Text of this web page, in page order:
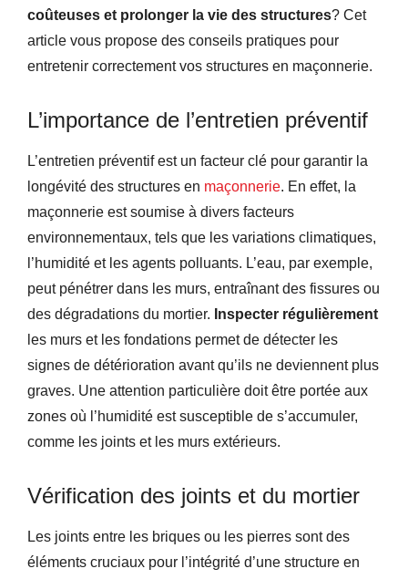
coûteuses et prolonger la vie des structures? Cet
article vous propose des conseils pratiques pour
entretenir correctement vos structures en maçonnerie.
L’importance de l’entretien préventif
L’entretien préventif est un facteur clé pour garantir la
longévité des structures en maçonnerie. En effet, la
maçonnerie est soumise à divers facteurs
environnementaux, tels que les variations climatiques,
l’humidité et les agents polluants. L’eau, par exemple,
peut pénétrer dans les murs, entraînant des fissures ou
des dégradations du mortier. Inspecter régulièrement
les murs et les fondations permet de détecter les
signes de détérioration avant qu’ils ne deviennent plus
graves. Une attention particulière doit être portée aux
zones où l’humidité est susceptible de s’accumuler,
comme les joints et les murs extérieurs.
Vérification des joints et du mortier
Les joints entre les briques ou les pierres sont des
éléments cruciaux pour l’intégrité d’une structure en